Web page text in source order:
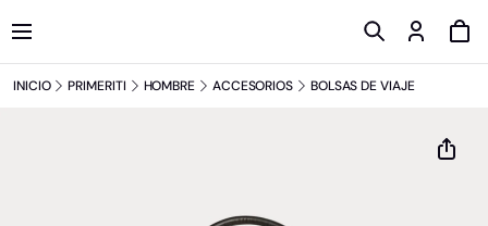
INICIO PRIMERITI HOMBRE ACCESORIOS BOLSAS DE VIAJE